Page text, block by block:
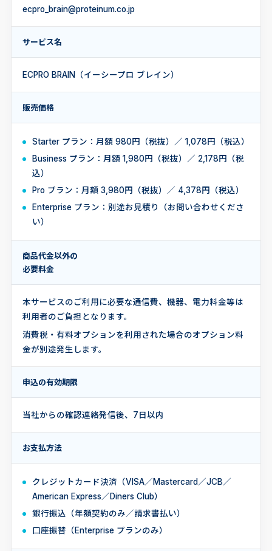
ecpro_brain@proteinum.co.jp
サービス名
ECPRO BRAIN（イーシープロ ブレイン）
販売価格
Starter プラン：月額 980円（税抜）／ 1,078円（税込）
Business プラン：月額 1,980円（税抜）／ 2,178円（税
込）
Pro プラン：月額 3,980円（税抜）／ 4,378円（税込）
Enterprise プラン：別途お見積り（お問い合わせくださ
い）
商品代金以外の
必要料金
本サービスのご利用に必要な通信費、機器、電力料金等は
利用者のご負担となります。
消費税・有料オプションを利用された場合のオプション料
金が別途発生します。
申込の有効期限
当社からの確認連絡発信後、7日以内
お支払方法
クレジットカード決済（VISA／Mastercard／JCB／
American Express／Diners Club）
銀行振込（年額契約のみ／請求書払い）
口座振替（Enterprise プランのみ）